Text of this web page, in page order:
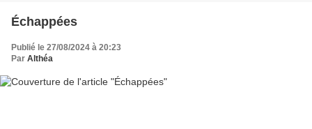
Échappées
Publié le 27/08/2024 à 20:23
Par Althéa